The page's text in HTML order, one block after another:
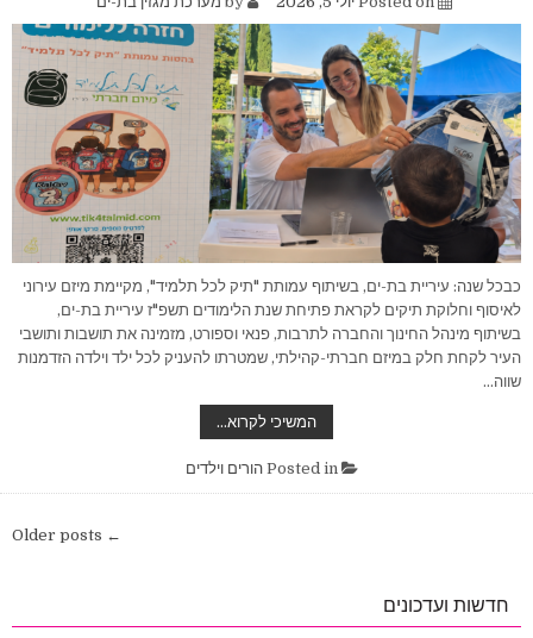
כבכל שנה: עיריית בת-ים, בשיתוף עמותת "תיק לכל תלמיד", מקיימת מיזם עירוני
לאיסוף וחלוקת תיקים לקראת פתיחת שנת הלימודים תשפ"ז עיריית בת-ים,
בשיתוף מינהל החינוך והחברה לתרבות, פנאי וספורט, מזמינה את תושבות ותושבי
העיר לקחת חלק במיזם חברתי-קהילתי, שמטרתו להעניק לכל ילד וילדה הזדמנות
שווה…
המשיכי לקרוא…
לכל
–
עירוני
תשפ"ז
הורים וילדים
← Older posts
חדשות ועדכונים